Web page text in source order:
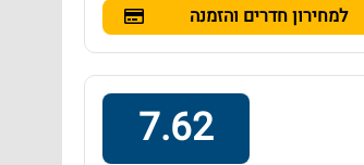
למחירון חדרים והזמנה
7.62